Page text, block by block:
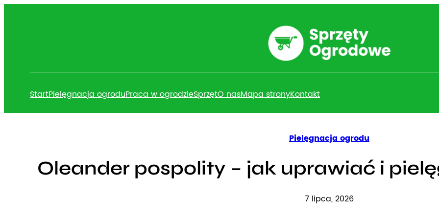
StartPielęgnacja ogroduPraca w ogrodzieSprzętO nasMapa stronyKontakt
Pielęgnacja ogrodu
Oleander pospolity – jak uprawiać i
7 lipca, 2026